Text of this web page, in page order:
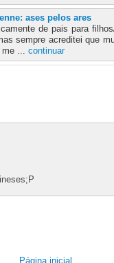
ases pelos ares
de pais para
sempre acreditei que
... continuar
Página inicial